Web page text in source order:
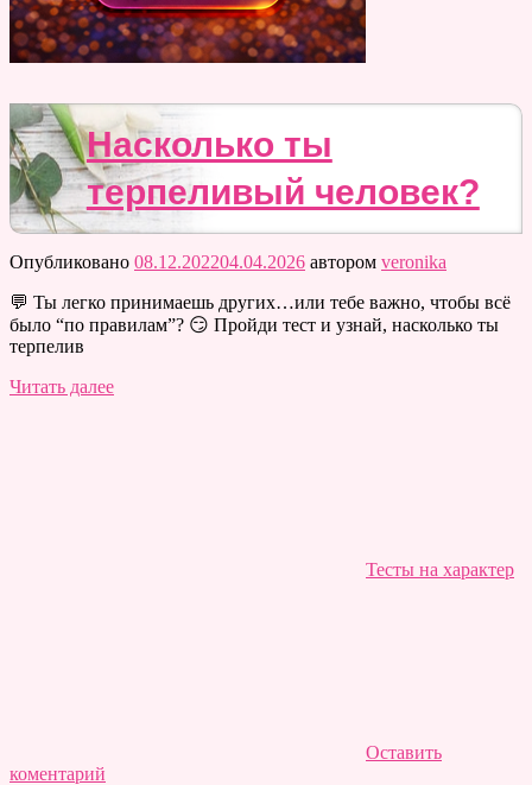
Насколько ты
терпеливый человек?
Опубликовано 08.12.202204.04.2026 автором veronika
💬 Ты легко принимаешь других…или тебе важно, чтобы всё
было “по правилам”? 😏 Пройди тест и узнай, насколько ты
терпелив
Читать далее
Тесты на характер
Оставить
коментарий